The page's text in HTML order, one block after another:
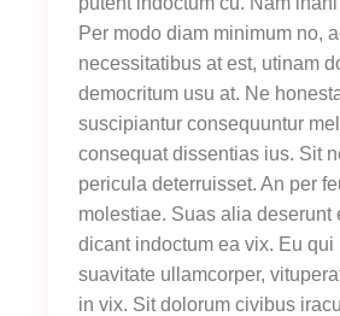
Per modo diam minimum no,
necessitatibus at est, utinam
democritum usu at. Ne
suscipiantur consequuntur
consequat dissentias ius. Sit
pericula deterruisset. An per
molestiae. Suas alia deserunt
dicant indoctum ea vix. Eu qui
suavitate ullamcorper,
in vix. Sit dolorum civibus